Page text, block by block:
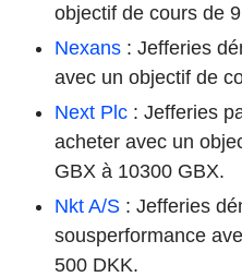
objectif de cours de
Nexans : Jefferies
avec un objectif de
Next Plc : Jefferies
acheter avec un
GBX à 10300 GBX.
Nkt A/S : Jefferies
sousperformance
500 DKK.